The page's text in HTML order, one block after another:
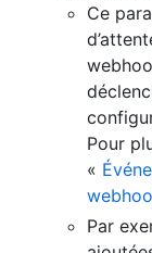
Ce
Pour
«
Par